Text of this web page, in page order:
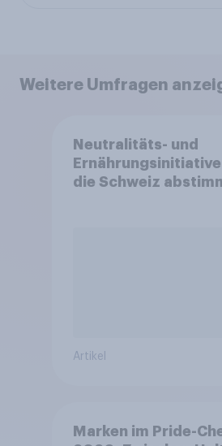
Weitere Umfragen
Neutralitäts- und
Ernährungsinitiative:
die Schweiz
Artikel
Marken im Pride-